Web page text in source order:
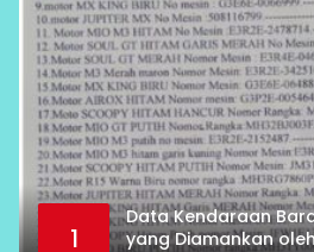
1
Data Kendaraan
yang Diamankan